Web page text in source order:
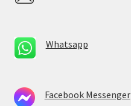
Whatsapp
Facebook Messenger